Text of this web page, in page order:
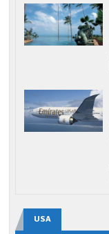
USA